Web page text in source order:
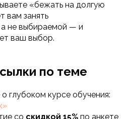
«бежать на долгую
вам занять
не выбираемой — и
ваш выбор.
по теме
глубоком курсе обучения:
со скидкой 15% по анкете